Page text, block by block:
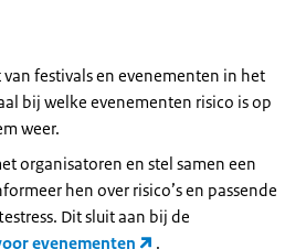
festivals en evenementen in het
bij welke evenementen risico is op
weer.
organisatoren en stel samen een
hen over risico’s en passende
Dit sluit aan bij de
evenementen
.